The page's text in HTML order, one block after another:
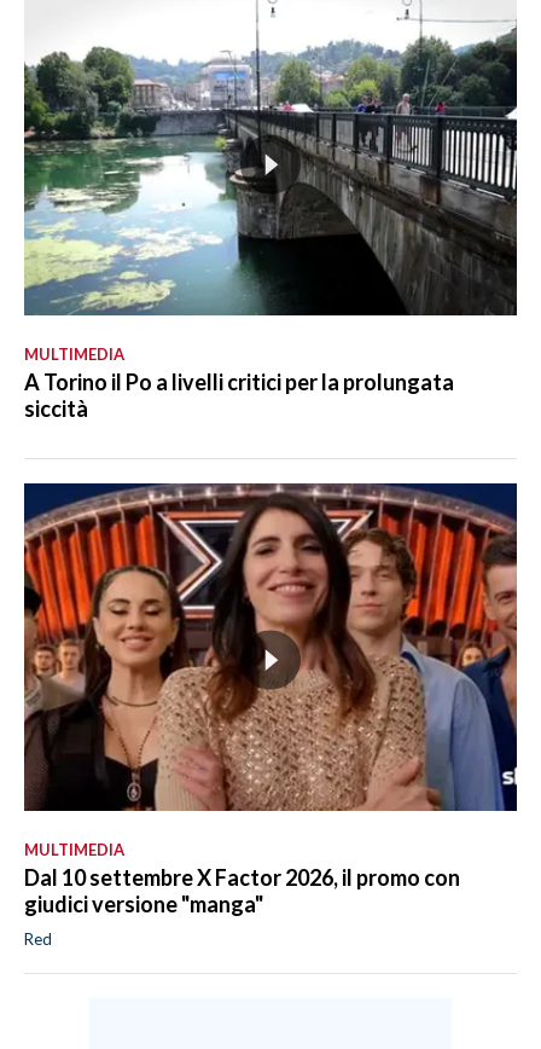
MULTIMEDIA
A Torino il Po a livelli critici per la prolungata
siccità
MULTIMEDIA
Dal 10 settembre X Factor 2026, il promo con
giudici versione "manga"
Red